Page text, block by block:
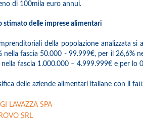
di 100mila euro annui.
stimato delle imprese alimentari
della popolazione analizzata
nella fascia 50.000 - 99.999€, per il 26,6%
nella fascia 1.000.000 – 4.999.999€ e per lo
delle aziende alimentari italiane con il
LAVAZZA SPA
SRL